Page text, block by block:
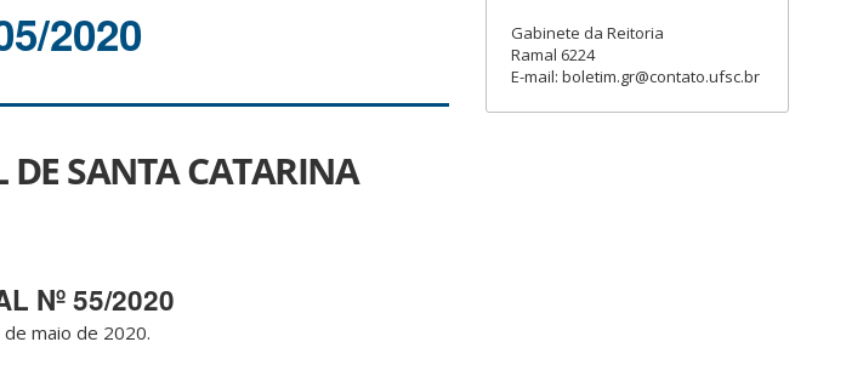
2020
DE SANTA CATARINA
Nº 55/2020
de maio de 2020.
Gabinete da Reitoria
Ramal 6224
E-mail: boletim.gr@contato.ufsc.br